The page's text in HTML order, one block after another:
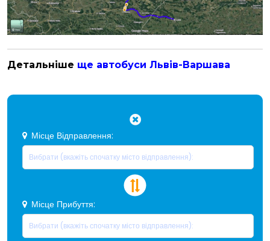
Детальніше ще автобуси Львів-Варшава
Місце Відправлення:
Місце Прибуття: